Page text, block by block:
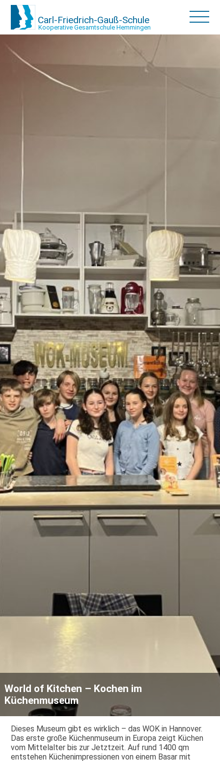
Carl-Friedrich-Gauß-Schule
Kooperative Gesamtschule Hemmingen
World of Kitchen – Kochen im
Küchenmuseum
Dieses Museum gibt es wirklich – das WOK in Hannover.
Das erste große Küchenmuseum in Europa zeigt Küchen
vom Mittelalter bis zur Jetztzeit. Auf rund 1400 qm
entstehen Küchenimpressionen von einem Basar mit